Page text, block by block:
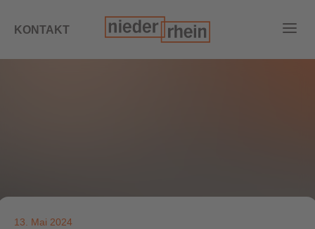
KONTAKT
13. Mai 2024